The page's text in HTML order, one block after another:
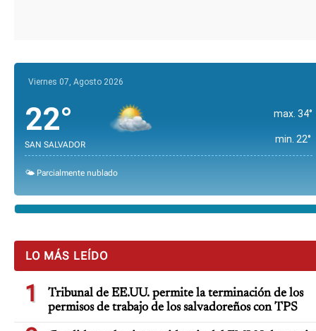
Viernes 07, Agosto 2026
22°
SAN SALVADOR
max. 34°
min. 22°
🌤️ Parcialmente nublado
LO MÁS LEÍDO
1
Tribunal de EE.UU. permite la terminación de los
permisos de trabajo de los salvadoreños con TPS